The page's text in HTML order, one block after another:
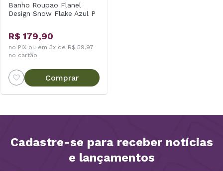
Banho Roupao Flanel
Design Snow Flake Azul P
R$ 179,90
no PIX ou em 3x de R$ 59,97
no cartão
Comprar
Cadastre-se para receber notícias
e lançamentos